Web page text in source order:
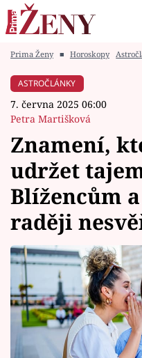
Módní alarm
Témata
Celebrity
Vztahy
Seriály
Horoskopy
Sledujte prima+
Prima Ženy ■ Horoskopy
ASTROČLÁNKY
7. června 2025 06:00
Petra Martišková
Znamení,
udržet
Blížencům
raději